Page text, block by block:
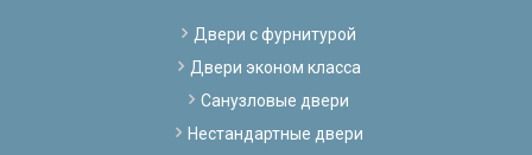
Двери с фурнитурой
Двери эконом класса
Санузловые двери
Нестандартные двери